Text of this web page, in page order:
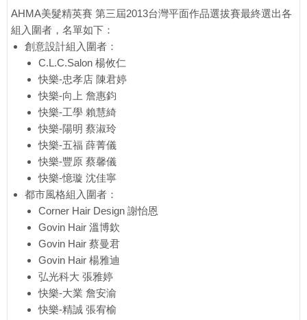
AHMA美髮精英賽 第三屆2013台灣平面作品選拔賽最終選出各
組入圍者，名單如下：
創意設計組入圍者：
C.L.C.Salon 楊攸仁
快樂-忠孝店 陳君婷
快樂-向上 詹惠鈞
快樂-工學 賴慧綺
快樂-陽明 蔡淑玲
快樂-五福 薛菁儀
快樂-豐原 蔡馨儀
快樂-憶璇 沈佳寧
都市風格組入圍者：
Corner Hair Design 謝怡恩
Govin Hair 溫博欽
Govin Hair 蔡曼君
Govin Hair 楊雅迪
弘光科大 張雅婷
快樂-大業 詹安渝
快樂-精誠 張宥榆